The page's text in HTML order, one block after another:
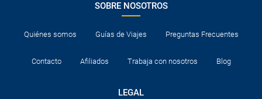
SOBRE NOSOTROS
Quiénes somos Guías de Viajes Preguntas Frecuentes
Contacto Afiliados Trabaja con nosotros Blog
LEGAL